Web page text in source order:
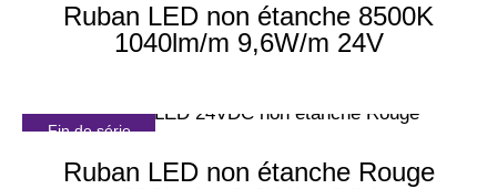
Ruban LED non étanche 8500K
1040lm/m 9,6W/m 24V
Fin de série
Ruban LED non étanche Rouge